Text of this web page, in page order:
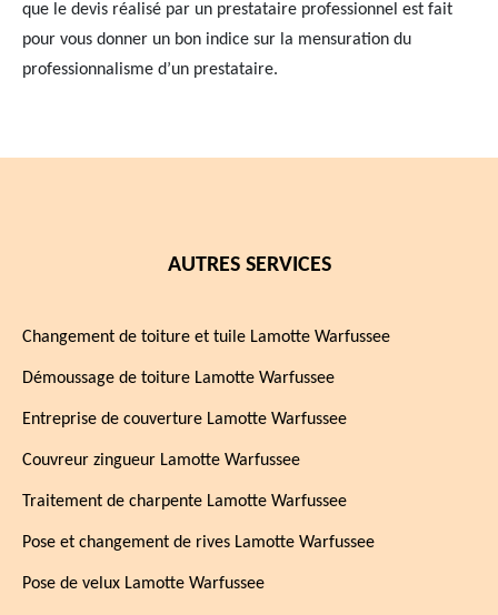
que le devis réalisé par un prestataire professionnel est fait
pour vous donner un bon indice sur la mensuration du
professionnalisme d’un prestataire.
AUTRES SERVICES
Changement de toiture et tuile Lamotte Warfussee
Démoussage de toiture Lamotte Warfussee
Entreprise de couverture Lamotte Warfussee
Couvreur zingueur Lamotte Warfussee
Traitement de charpente Lamotte Warfussee
Pose et changement de rives Lamotte Warfussee
Pose de velux Lamotte Warfussee